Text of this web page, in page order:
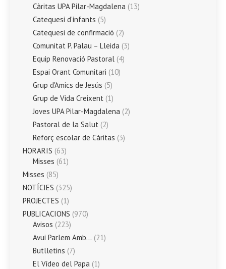
Càritas UPA Pilar-Magdalena (13)
Catequesi d’infants (5)
Catequesi de confirmació (2)
Comunitat P. Palau – Lleida (3)
Equip Renovació Pastoral (4)
Espai Orant Comunitari (10)
Grup d'Amics de Jesús (5)
Grup de Vida Creixent (1)
Joves UPA Pilar-Magdalena (2)
Pastoral de la Salut (2)
Reforç escolar de Càritas (3)
HORARIS (63)
Misses (61)
Misses (85)
NOTÍCIES (325)
PROJECTES (1)
PUBLICACIONS (970)
Avisos (223)
Avui Parlem Amb… (21)
Butlletins (7)
El Vídeo del Papa (1)